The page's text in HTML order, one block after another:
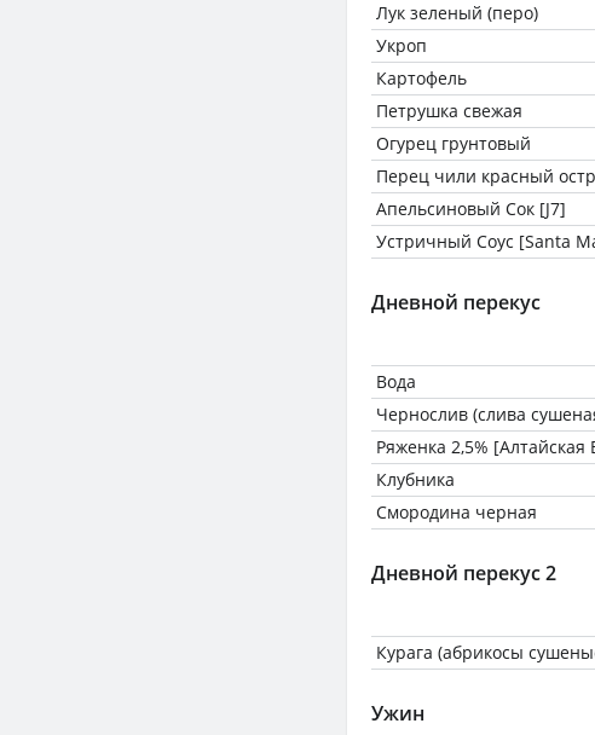
Лук зеленый (перо)
Укроп
Картофель
Петрушка свежая
Огурец грунтовый
Перец чили красный
Апельсиновый Сок [J7]
Устричный Соус [Santa
Дневной перекус
Вода
Чернослив (слива
Ряженка 2,5% [Алтайская
Клубника
Смородина черная
Дневной перекус 2
Курага (абрикосы
Ужин